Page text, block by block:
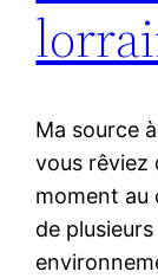
Ma source
vous rêviez
moment au
de